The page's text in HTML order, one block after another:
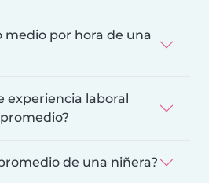
medio por hora de una
experiencia laboral
de una niñera?